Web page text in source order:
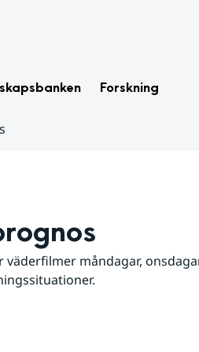
Forskning
väderfilmer måndagar,